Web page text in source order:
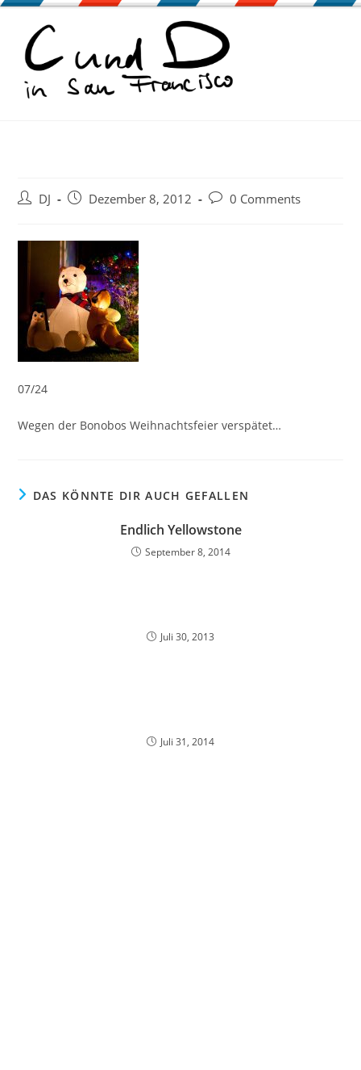
Zum
springen
Beitrags-
DJ
BeitragDezember 8, 2012
Beitrags-
0 Comments
07/24
Wegen der Bonobos Weihnachtsfeier verspätet…
DAS KÖNNTE DIR AUCH GEFALLEN
Endlich Yellowstone
September 8, 2014
Juli 30, 2013
Juli 31, 2014